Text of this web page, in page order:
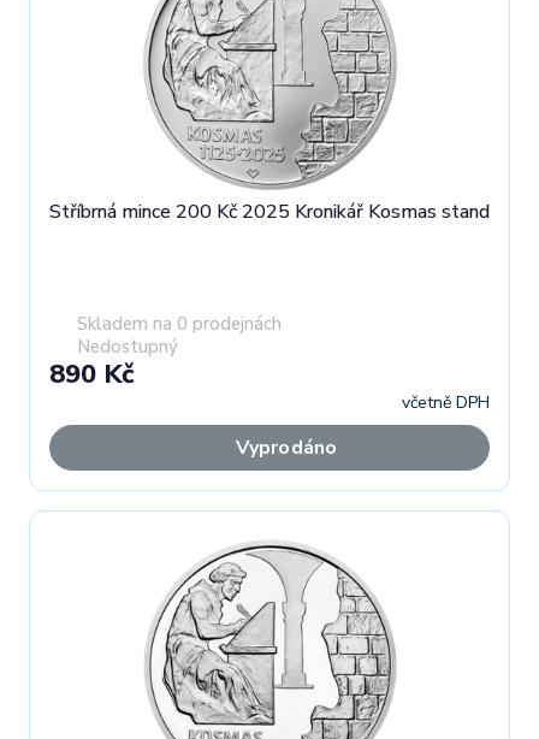
Stříbrná mince 200 Kč 2025 Kronikář Kosmas stand
Skladem na 0 prodejnách
Nedostupný
890 Kč
včetně DPH
Vyprodáno